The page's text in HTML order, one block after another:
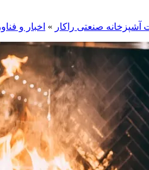
صنعتی راکار » اخبار و